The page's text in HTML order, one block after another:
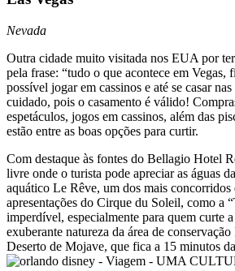
Nevada
Outra cidade muito visitada nos EUA por
pela frase: “tudo o que acontece em Vegas,
possível jogar em cassinos e até se casar
cuidado, pois o casamento é válido!
espetáculos, jogos em cassinos, além das
estão entre as boas opções para curtir.
Com destaque às fontes do Bellagio Hotel
livre onde o turista pode apreciar as águas
aquático Le Rêve, um dos mais concorridos
apresentações do Cirque du Soleil, como a
imperdível, especialmente para quem curte
exuberante natureza da área de
Deserto de Mojave, que fica a 15 minutos